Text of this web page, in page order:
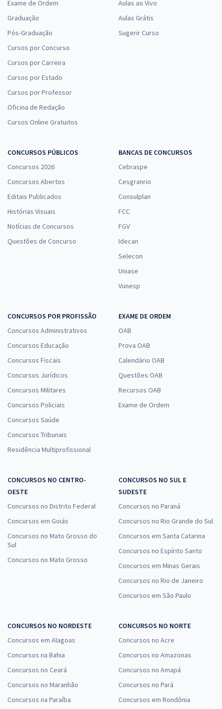
Exame de Ordem
Graduação
Pós-Graduação
Cursos por Concurso
Cursos por Carreira
Cursos por Estado
Cursos por Professor
Oficina de Redação
Cursos Online Gratuitos
Aulas ao Vivo
Aulas Grátis
Sugerir Curso
CONCURSOS PÚBLICOS
Concursos 2026
Concursos Abertos
Editais Publicados
Histórias Visuais
Notícias de Concursos
Questões de Concurso
BANCAS DE CONCURSOS
Cebraspe
Cesgranrio
Consulplan
FCC
FGV
Idecan
Selecon
Uniase
Vunesp
CONCURSOS POR PROFISSÃO
Concursos Administrativos
Concursos Educação
Concursos Fiscais
Concursos Jurídicos
Concursos Militares
Concursos Policiais
Concursos Saúde
Concursos Tribunais
Residência Multiprofissional
EXAME DE ORDEM
OAB
Prova OAB
Calendário OAB
Questões OAB
Recursos OAB
Exame de Ordem
CONCURSOS NO CENTRO-
OESTE
Concursos no Distrito Federal
Concursos em Goiás
Concursos no Mato Grosso do
Sul
Concursos no Mato Grosso
CONCURSOS NO SUL E
SUDESTE
Concursos no Paraná
Concursos no Rio Grande do Sul
Concursos em Santa Catarina
Concursos no Espírito Santo
Concursos em Minas Gerais
Concursos no Rio de Janeiro
Concursos em São Paulo
CONCURSOS NO NORDESTE
Concursos em Alagoas
Concursos na Bahia
Concursos no Ceará
Concursos no Maranhão
Concursos na Paraíba
CONCURSOS NO NORTE
Concursos no Acre
Concursos no Amazonas
Concursos no Amapá
Concursos no Pará
Concursos em Rondônia